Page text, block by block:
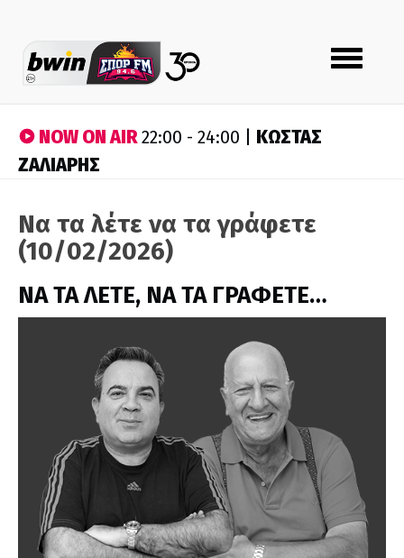
Toggle
navigation
NOW ON AIR22:00 - 24:00 | ΚΩΣΤΑΣ
ΖΑΛΙΑΡΗΣ
Να τα λέτε να τα γράφετε
(10/02/2026)
ΝΑ ΤΑ ΛΕΤΕ, ΝΑ ΤΑ ΓΡΑΦΕΤΕ…